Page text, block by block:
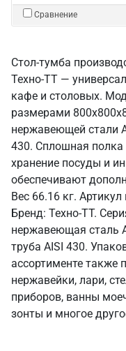
Сравнение
Стол-тумба
Техно-ТТ —
кафе и столовых.
размерами
нержавеющей стали
430. Сплошная полка
хранение посуды и
обеспечивают
Вес 66.16 кг.
Бренд: Техно-ТТ.
нержавеющая сталь
труба AISI 430.
ассортименте также
нержавейки, лари,
приборов, ванны
зонты и многое